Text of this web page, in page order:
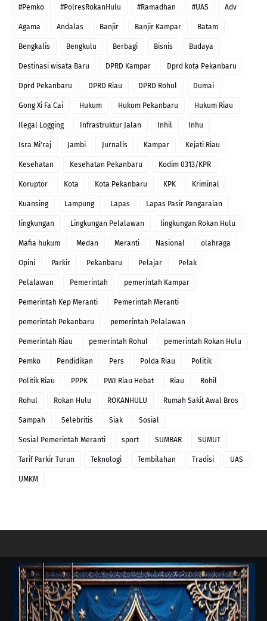
#Pemko #PolresRokanHulu #Ramadhan #UAS Adv
Agama Andalas Banjir Banjir Kampar Batam
Bengkalis Bengkulu Berbagi Bisnis Budaya
Destinasi wisata Baru DPRD Kampar Dprd kota Pekanbaru
Dprd Pekanbaru DPRD Riau DPRD Rohul Dumai
Gong Xi Fa Cai Hukum Hukum Pekanbaru Hukum Riau
Ilegal Logging Infrastruktur Jalan Inhil Inhu
Isra Mi'raj Jambi Jurnalis Kampar Kejati Riau
Kesehatan Kesehatan Pekanbaru Kodim 0313/KPR
Koruptor Kota Kota Pekanbaru KPK Kriminal
Kuansing Lampung Lapas Lapas Pasir Pangaraian
lingkungan Lingkungan Pelalawan lingkungan Rokan Hulu
Mafia hukum Medan Meranti Nasional olahraga
Opini Parkir Pekanbaru Pelajar Pelak
Pelalawan Pemerintah pemerintah Kampar
Pemerintah Kep Meranti Pemerintah Meranti
pemerintah Pekanbaru pemerintah Pelalawan
Pemerintah Riau pemerintah Rohul pemerintah Rokan Hulu
Pemko Pendidikan Pers Polda Riau Politik
Politik Riau PPPK PWI Riau Hebat Riau Rohil
Rohul Rokan Hulu ROKANHULU Rumah Sakit Awal Bros
Sampah Selebritis Siak Sosial
Sosial Pemerintah Meranti sport SUMBAR SUMUT
Tarif Parkir Turun Teknologi Tembilahan Tradisi UAS
UMKM